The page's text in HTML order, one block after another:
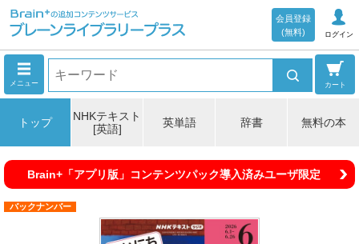
ログイン
会員登録
(無料)
メニュー カート
トップ
NHKテキスト
[英語]
英単語 辞書 無料の本
Brain+「アプリ版」コンテンツパック導入済みユーザ限定
バックナンバー